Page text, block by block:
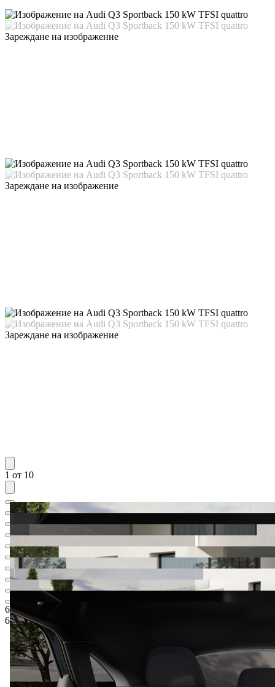
Зареждане на изображение
Зареждане на изображение
Зареждане на изображение
1 от 10
65 347,97 € 127 809,52 лв.
61 347,97 € 119 986,20 лв.